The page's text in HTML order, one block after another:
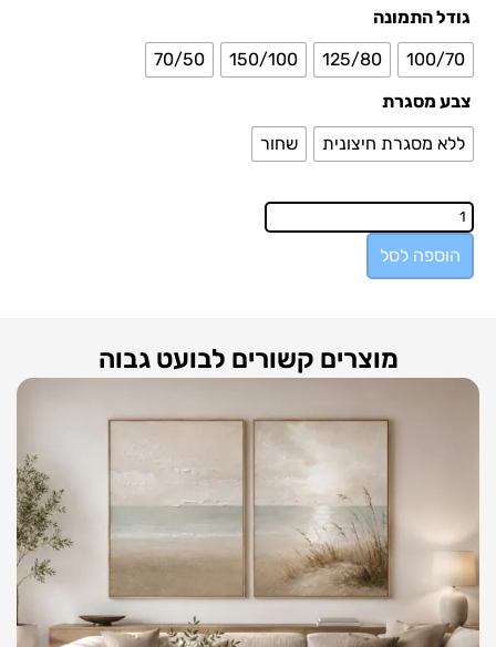
גודל התמונה
100/70
125/80
150/100
70/50
צבע מסגרת
ללא מסגרת חיצונית
שחור
הוספה לסל
מוצרים קשורים לבועט גבוה